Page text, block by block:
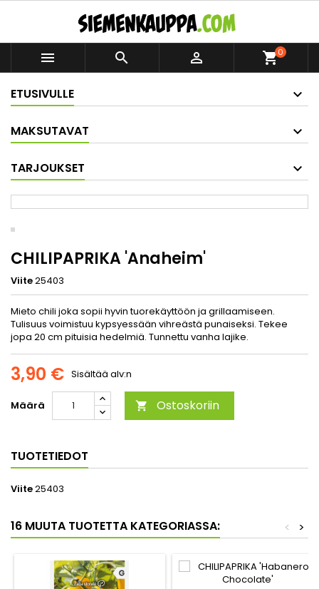
   shopping_cart0
ETUSIVULLE
MAKSUTAVAT
TARJOUKSET
CHILIPAPRIKA 'Anaheim'
Viite25403
Mieto chili joka sopii hyvin tuorekäyttöön ja grillaamiseen.
Tulisuus voimistuu kypsyessään vihreästä punaiseksi. Tekee
jopa 20 cm pituisia hedelmiä. Tunnettu vanha lajike.
3,90 € Sisältää alv:n
Määrä  Ostoskoriin
TUOTETIEDOT
Viite25403
16 MUUTA TUOTETTA KATEGORIASSA: >
<